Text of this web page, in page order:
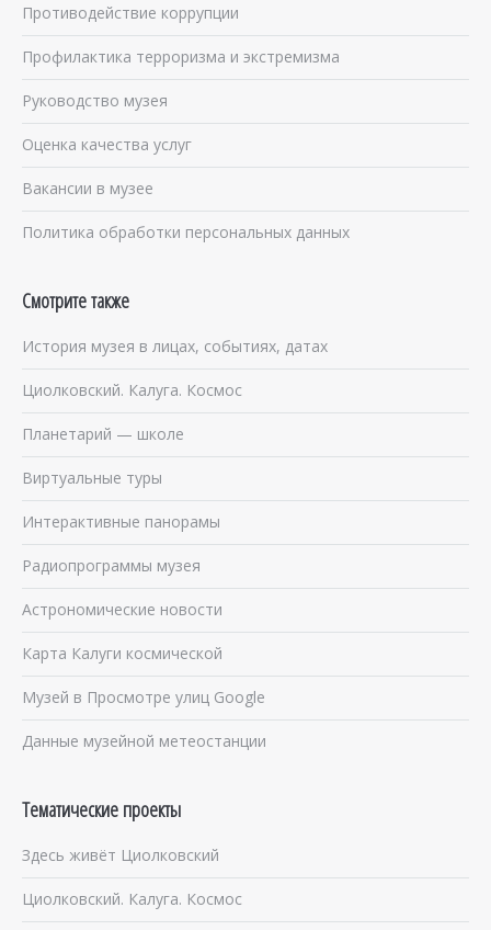
Противодействие коррупции
Профилактика терроризма и экстремизма
Руководство музея
Оценка качества услуг
Вакансии в музее
Политика обработки персональных данных
Смотрите также
История музея в лицах, событиях, датах
Циолковский. Калуга. Космос
Планетарий — школе
Виртуальные туры
Интерактивные панорамы
Радиопрограммы музея
Астрономические новости
Карта Калуги космической
Музей в Просмотре улиц Google
Данные музейной метеостанции
Тематические проекты
Здесь живёт Циолковский
Циолковский. Калуга. Космос